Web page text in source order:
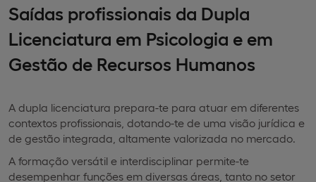
Saídas profissionais da Dupla
Licenciatura em Psicologia e em
Gestão de Recursos Humanos
A dupla licenciatura prepara-te para atuar em diferentes
contextos profissionais, dotando-te de uma visão jurídica e
de gestão integrada, altamente valorizada no mercado.
A formação versátil e interdisciplinar permite-te
desempenhar funções em diversas áreas, tanto no setor